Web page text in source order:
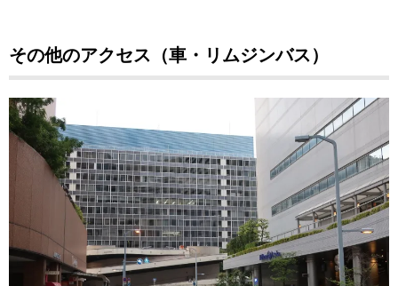
その他のアクセス（車・リムジンバス）